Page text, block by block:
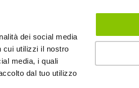
dei social media
cui utilizzi il nostro
media, i quali
dal tuo utilizzo
ACCEDI